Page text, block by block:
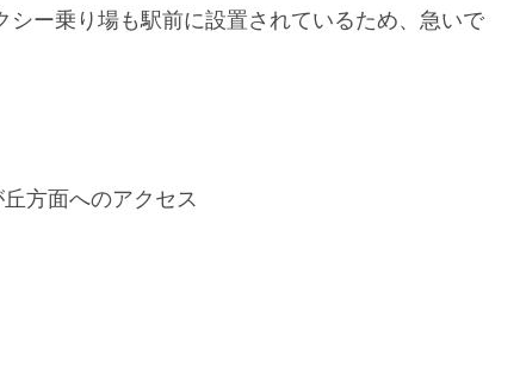
ー乗り場も駅前に設置されているため、急いで
方面へのアクセス